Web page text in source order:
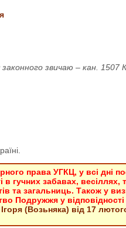
звичаю – кан. 1507
права УГКЦ, у всі дні
в гучних забавах,
та загальниць. Також у
Подружжя у
(Возьняка) від 17